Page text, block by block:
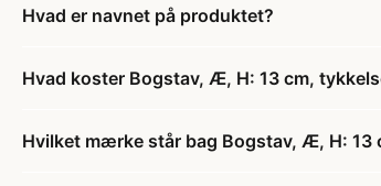
Hvad er navnet på produktet?
Hvad koster Bogstav, Æ, H: 13 cm,
Hvilket mærke står bag Bogstav, Æ, H: 13